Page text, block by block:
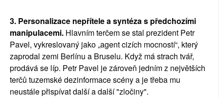
3. Personalizace nepřítele a syntéza s předchozími
manipulacemi. Hlavním terčem se stal prezident Petr
Pavel, vykreslovaný jako „agent cizích mocností“, který
zaprodal zemi Berlínu a Bruselu. Když má strach tvář,
prodává se líp. Petr Pavel je zároveň jedním z největších
terčů tuzemské dezinformace scény a je třeba mu
neustále přispívat další a další "zločiny".